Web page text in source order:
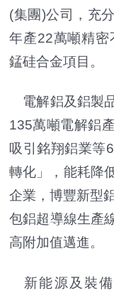
(集團)公司，充
年產22萬噸精密
錳硅合金項目。
電解鋁及鋁製
135萬噸電解鋁
吸引銘翔鋁業等
轉化」，能耗降
企業，博豐新型
包鋁超導線生產
高附加值邁進。
新能源及裝備